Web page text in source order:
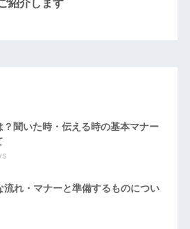
紹介します
？聞いた時・伝える時の基本マナー
れ・マナーと準備するものについ